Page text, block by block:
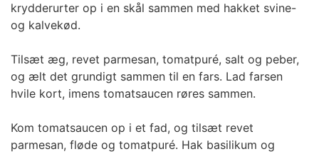
krydderurter op i en skål sammen med hakket svine-
og kalvekød.
Tilsæt æg, revet parmesan, tomatpuré, salt og peber,
og ælt det grundigt sammen til en fars. Lad farsen
hvile kort, imens tomatsaucen røres sammen.
Kom tomatsaucen op i et fad, og tilsæt revet
parmesan, fløde og tomatpuré. Hak basilikum og